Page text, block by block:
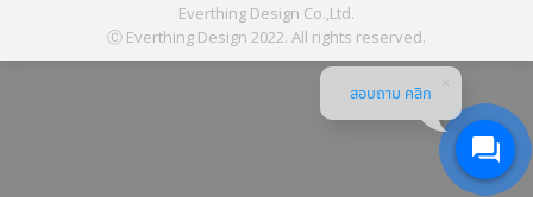
Everthing Design Co.,Ltd.
Ⓒ Everthing Design 2022. All rights reserved.
สอบถาม คลิก